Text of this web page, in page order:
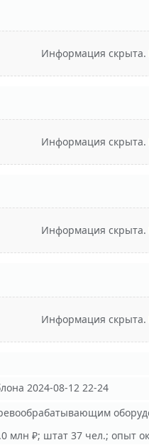
Информация скрыта.
Информация скрыта.
Информация скрыта.
Информация скрыта.
2024-08-12 22-24
млн ₽; штат 37 чел.; опыт